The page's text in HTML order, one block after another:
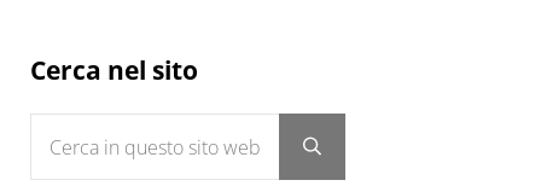
Sidebar
Cerca nel sito
Submit search